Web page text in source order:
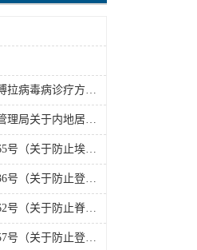
国家卫健委关于印发埃博拉病毒病诊疗方案（2026年版）的通知
中华人民共和国出入境管理局关于内地居民前往港澳地区定居审批条件的公告（2026-06-30）
海关总署公告2026年第65号（关于防止埃博拉病毒病疫情传入我国的公告）（2026-05-18）
海关总署公告2026年第36号（关于防止登革热疫情传入我国的公告）
海关总署公告2025年第62号（关于防止脊髓灰质炎疫情传入我国的公告）
海关总署公告2025年第57号（关于防止登革热疫情传入我国的公告）